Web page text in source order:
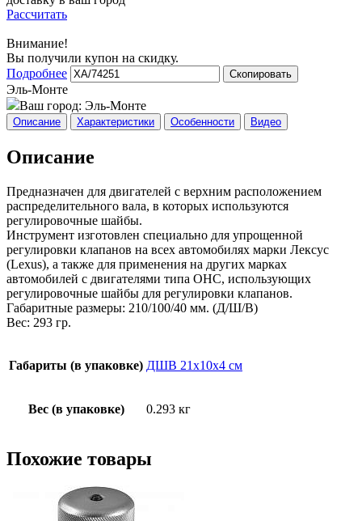
Рассчитать
Внимание!
Вы получили купон на скидку.
Подробнее
Скопировать
Эль-Монте
Ваш город: Эль-Монте
Описание Характеристики Особенности Видео
Описание
Предназначен для двигателей с верхним расположением
распределительного вала, в которых используются
регулировочные шайбы.
Инструмент изготовлен специально для упрощенной
регулировки клапанов на всех автомобилях марки Лексус
(Lexus), а также для применения на других марках
автомобилей с двигателями типа OHC, использующих
регулировочные шайбы для регулировки клапанов.
Габаритные размеры: 210/100/40 мм. (Д/Ш/В)
Вес: 293 гр.
Габариты (в упаковке) ДШВ 21х10х4 см
Вес (в упаковке) 0.293 кг
Похожие товары